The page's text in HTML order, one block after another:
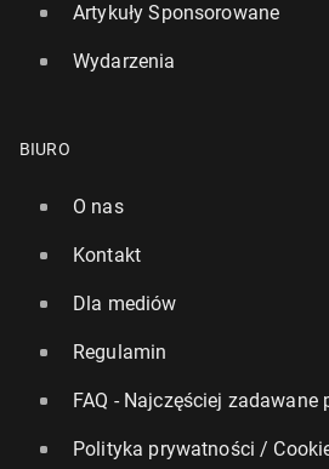
Artykuły Sponsorowane
Wydarzenia
BIURO
O nas
Kontakt
Dla mediów
Regulamin
FAQ - Najczęściej zadawane
Polityka prywatności /